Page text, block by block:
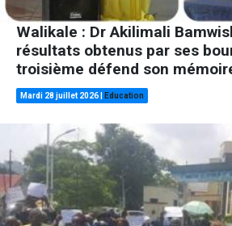
Walikale : Dr Akilimali
résultats obtenus par ses
troisième défend son
Mardi 28 juillet 2026 Education